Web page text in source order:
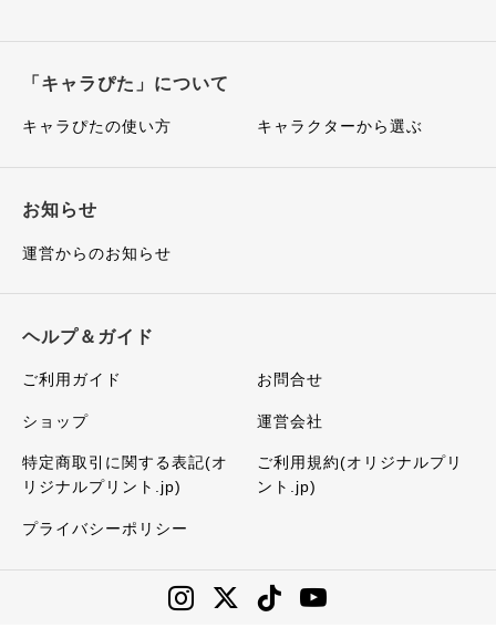
「キャラぴた」について
キャラぴたの使い方 キャラクターから選ぶ
お知らせ
運営からのお知らせ
ヘルプ＆ガイド
ご利用ガイド お問合せ
ショップ 運営会社
特定商取引に関する表記(オ
リジナルプリント.jp)
ご利用規約(オリジナルプリ
ント.jp)
プライバシーポリシー